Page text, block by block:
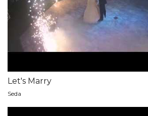
Let's Marry
Seda